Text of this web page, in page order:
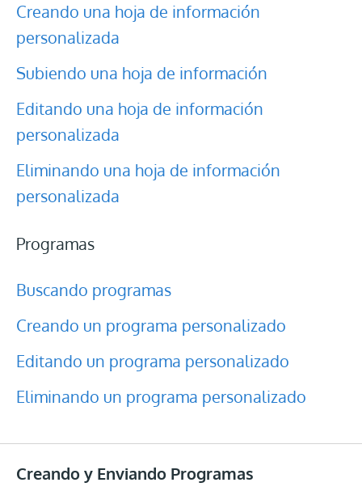
Creando una hoja de información
personalizada
Subiendo una hoja de información
Editando una hoja de información
personalizada
Eliminando una hoja de información
personalizada
Programas
Buscando programas
Creando un programa personalizado
Editando un programa personalizado
Eliminando un programa personalizado
Creando y Enviando Programas